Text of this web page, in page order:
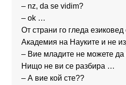
– nz, da se vidim?
– ok …
От страни го гледа езиковед
Академия на Науките и не
– Вие младите не можете да
Нищо не ви се разбира …
– А вие кой сте??